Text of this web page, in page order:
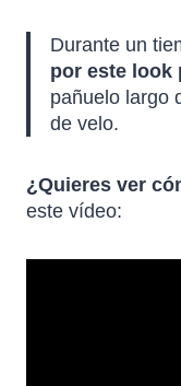
Durante un
por este look
pañuelo largo
de velo.
¿Quieres ver
este vídeo: